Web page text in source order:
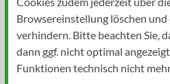
Browsereinstellung löschen und
verhindern. Bitte beachten Sie,
dann ggf. nicht optimal
Funktionen technisch nicht